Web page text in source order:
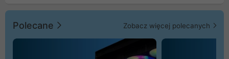
Polecane Zobacz więcej polecanych